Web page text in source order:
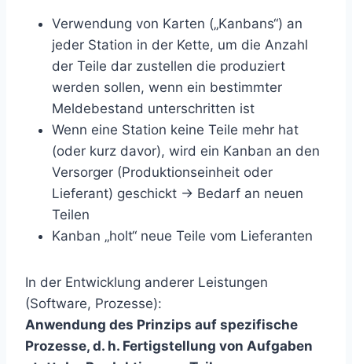
Verwendung von Karten („Kanbans“) an
jeder Station in der Kette, um die Anzahl
der Teile dar zustellen die produziert
werden sollen, wenn ein bestimmter
Meldebestand unterschritten ist
Wenn eine Station keine Teile mehr hat
(oder kurz davor), wird ein Kanban an den
Versorger (Produktionseinheit oder
Lieferant) geschickt → Bedarf an neuen
Teilen
Kanban „holt“ neue Teile vom Lieferanten
In der Entwicklung anderer Leistungen
(Software, Prozesse):
Anwendung des Prinzips auf spezifische
Prozesse, d. h. Fertigstellung von Aufgaben